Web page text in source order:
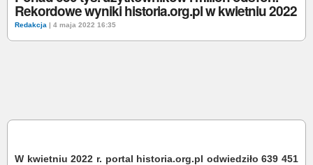
Rekordowe wyniki historia.org.pl w kwietniu 2022
Redakcja | 4 maja 2022 16:35
W kwietniu 2022 r. portal historia.org.pl odwiedziło 639 451